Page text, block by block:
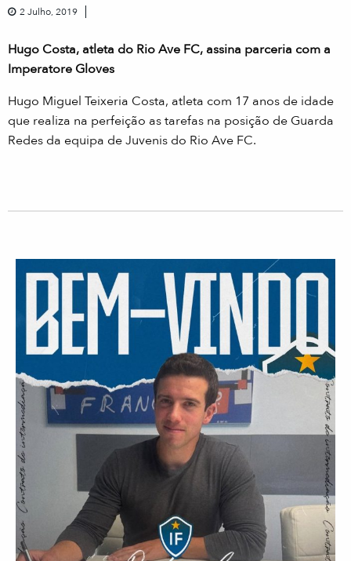
2 Julho, 2019
Hugo Costa, atleta do Rio Ave FC, assina parceria com a
Imperatore Gloves
Hugo Miguel Teixeria Costa, atleta com 17 anos de idade
que realiza na perfeição as tarefas na posição de Guarda
Redes da equipa de Juvenis do Rio Ave FC.